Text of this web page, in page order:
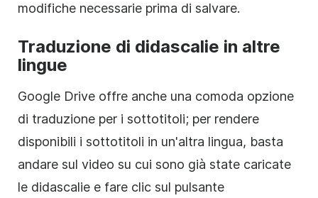
modifiche necessarie prima di salvare.
Traduzione di didascalie in altre
lingue
Google Drive offre anche una comoda opzione
di traduzione per i sottotitoli; per rendere
disponibili i sottotitoli in un'altra lingua, basta
andare sul video su cui sono già state caricate
le didascalie e fare clic sul pulsante